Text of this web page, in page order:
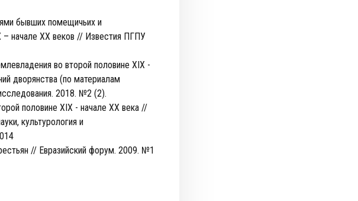
бывших помещичьих и
– начале XX веков // Известия ПГПУ
во второй половине XIX -
дворянства (по материалам
2018. №2 (2).
половине XIX - начале XX века //
культурология и
// Евразийский форум. 2009. №1